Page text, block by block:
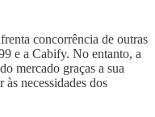
concorrência de outras
e a Cabify. No entanto, a
mercado graças a sua
às necessidades dos